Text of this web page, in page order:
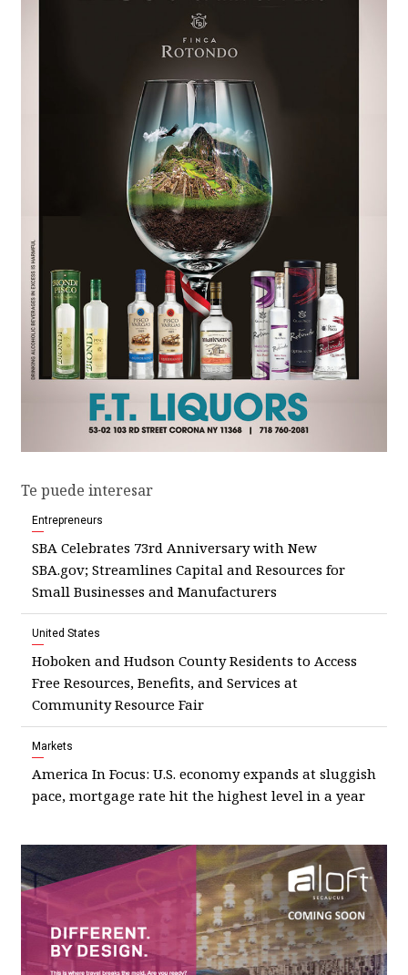
Te puede interesar
Entrepreneurs
SBA Celebrates 73rd Anniversary with New
SBA.gov; Streamlines Capital and Resources for
Small Businesses and Manufacturers
United States
Hoboken and Hudson County Residents to Access
Free Resources, Benefits, and Services at
Community Resource Fair
Markets
America In Focus: U.S. economy expands at sluggish
pace, mortgage rate hit the highest level in a year